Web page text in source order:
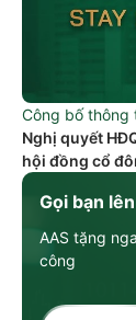
Gọi bạn
AAS tặng
công
Công bố thông
Nghị quyết
hội đồng cổ